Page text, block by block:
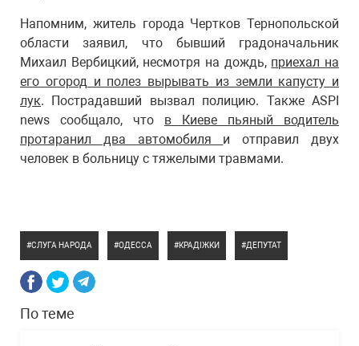
Напомним, житель города Чертков Тернопольской
области заявил, что бывший градоначальник
Михаил Вербицкий, несмотря на дождь, приехал на
его огород и полез вырывать из земли капусту и
лук. Пострадавший вызвал полицию. Также ASPI
news сообщало, что в Киеве пьяный водитель
протаранил два автомобиля и отправил двух
человек в больницу с тяжелыми травмами.
СЛУГА НАРОДА ОДЕССА КРАДІЖКИ ДЕПУТАТ
По теме